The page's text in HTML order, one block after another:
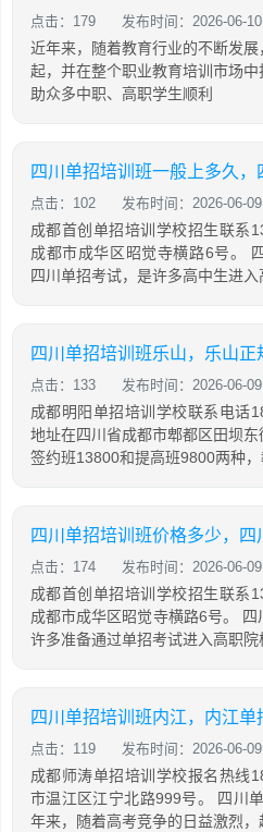
点击：179 发布时间：2026-06-10
近年来，随着教育行业的不断发
起，并在整个职业教育培训市场
助众多中职、高职学生顺利
点击：102 发布时间：2026-06-09
成都首创单招培训学校招生联系
成都市成华区昭觉寺横路6号。
四川单招考试，是许多高中生进入
四川单招培训班乐山，乐山正
点击：133 发布时间：2026-06-09
成都明阳单招培训学校联系电话
地址在四川省成都市郫都区田坝
签约班13800和提高班9800两种
点击：174 发布时间：2026-06-09
成都首创单招培训学校招生联系
成都市成华区昭觉寺横路6号。
许多准备通过单招考试进入高职院
四川单招培训班内江，内江单
点击：119 发布时间：2026-06-09
成都师涛单招培训学校报名热线
市温江区江宁北路999号。 四川
年来，随着高考竞争的日益激烈，